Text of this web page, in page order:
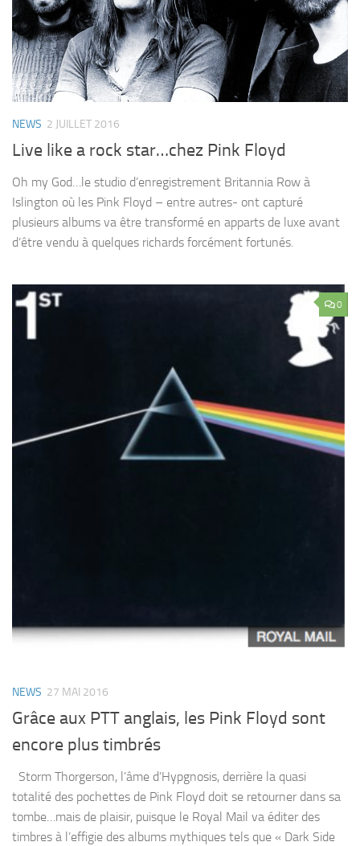
NEWS 2 JUILLET 2016
Live like a rock star…chez Pink Floyd
Oh my God…le studio d’enregistrement Britannia Row à
Islington où les Pink Floyd – entre autres- ont capturé
plusieurs albums va être transformé en apparts de luxe avant
d’être vendu à quelques richards forcément fortunés.
0
NEWS 27 MAI 2016
Grâce aux PTT anglais, les Pink Floyd sont
encore plus timbrés
Storm Thorgerson, l’âme d’Hypgnosis, derrière la quasi
totalité des pochettes de Pink Floyd doit se retourner dans sa
tombe…mais de plaisir, puisque le Royal Mail va éditer des
timbres à l’effigie des albums mythiques tels que « Dark Side